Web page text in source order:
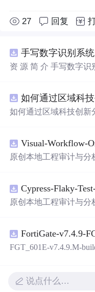
27 回复
手写数字识别系统
资 源 简 介 手写数字
带有直观的图形用户
需要将手写数字输入系
是一个非常方便和实用
如何通过区域科技创新
原创本地工程审计与分
README、运行说明、
权声明。解压后进入
目源码、Logo、官方截
材。适合前端开发、AI
原创本地工程审计与分
README、运行说明、
权声明。解压后进入
目源码、Logo、官方
材。适合前端开发、
FGT_601E-v7.4.9.M-
说点什么…